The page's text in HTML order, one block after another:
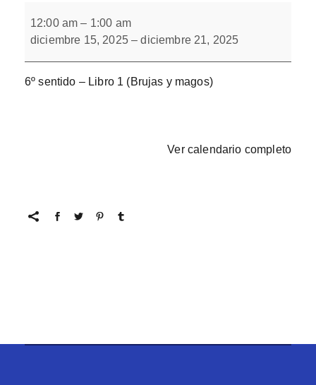
sentido.
Integración
interhemisférica.
1.
Homolateral
12:00 am – 1:00 am
diciembre 15, 2025 –diciembre 21, 2025
6º sentido – Libro 1 (Brujas y magos)
Ver calendario completo